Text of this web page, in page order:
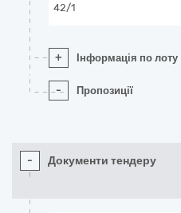
42/1
+ Інформація по лоту
- Пропозиції
- Документи тендеру